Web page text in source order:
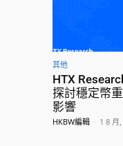
其他
HTX
探討穩定幣
影響
HKBW編輯 - 1 8 月